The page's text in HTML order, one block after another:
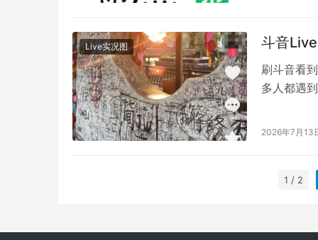
Live实况图 斗音
刷斗音看
多人都遇
2026年7月13
1 / 2